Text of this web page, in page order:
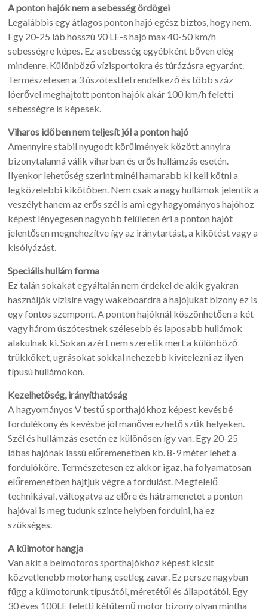
A ponton hajók nem a sebesség ördögei
Legalábbis egy átlagos ponton hajó egész biztos, hogy nem.
Egy 20-25 láb hosszú 90 LE-s hajó max 40-50 km/h
sebességre képes. Ez a sebesség egyébként bőven elég
mindenre. Különböző vízisportokra és túrázásra egyaránt.
Természetesen a 3 úszótesttel rendelkező és több száz
lóerővel meghajtott ponton hajók akár 100 km/h feletti
sebességre is képesek.
Viharos időben nem teljesít jól a ponton hajó
Amennyire stabil nyugodt körülmények között annyira
bizonytalanná válik viharban és erős hullámzás esetén.
Ilyenkor lehetőség szerint minél hamarabb ki kell kötni a
legközelebbi kikötőben. Nem csak a nagy hullámok jelentik a
veszélyt hanem az erős szél is ami egy hagyományos hajóhoz
képest lényegesen nagyobb felületen éri a ponton hajót
jelentősen megnehezítve így az iránytartást, a kikötést vagy a
kisólyázást.
Speciális hullám forma
Ez talán sokakat egyáltalán nem érdekel de akik gyakran
használják vízisíre vagy wakeboardra a hajójukat bizony ez is
egy fontos szempont. A ponton hajóknál köszönhetően a két
vagy három úszótestnek szélesebb és laposabb hullámok
alakulnak ki. Sokan azért nem szeretik mert a különböző
trükköket, ugrásokat sokkal nehezebb kivitelezni az ilyen
típusú hullámokon.
Kezelhetőség, irányíthatóság
A hagyományos V testű sporthajókhoz képest kevésbé
fordulékony és kevésbé jól manőverezhető szűk helyeken.
Szél és hullámzás esetén ez különösen így van. Egy 20-25
lábas hajónak lassú előremenetben kb. 8-9 méter lehet a
fordulóköre. Természetesen ez akkor igaz, ha folyamatosan
előremenetben hajtjuk végre a fordulást. Megfelelő
technikával, váltogatva az előre és hátramenetet a ponton
hajóval is meg tudunk szinte helyben fordulni, ha ez
szükséges.
A külmotor hangja
Van akit a belmotoros sporthajókhoz képest kicsit
közvetlenebb motorhang esetleg zavar. Ez persze nagyban
függ a külmotorunk típusától, méretétől és állapotától. Egy
30 éves 100LE feletti kétütemű motor bizony olyan mintha